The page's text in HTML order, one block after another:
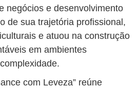
negócios e desenvolvimento
de sua trajetória profissional,
e atuou na construção
em ambientes
com Leveza” reúne